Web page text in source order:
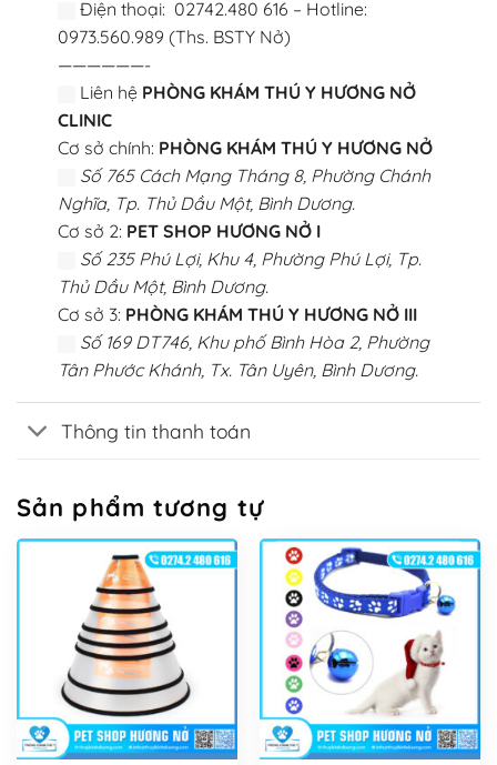
Điện thoại: 02742.480 616 – Hotline:
0973.560.989 (Ths. BSTY Nở)
——————-
Liên hệ PHÒNG KHÁM THÚ Y HƯƠNG NỞ
CLINIC
Cơ sở chính: PHÒNG KHÁM THÚ Y HƯƠNG NỞ
Số 765 Cách Mạng Tháng 8, Phường Chánh
Nghĩa, Tp. Thủ Dầu Một, Bình Dương.
Cơ sở 2: PET SHOP HƯƠNG NỞ I
Số 235 Phú Lợi, Khu 4, Phường Phú Lợi, Tp.
Thủ Dầu Một, Bình Dương.
Cơ sở 3: PHÒNG KHÁM THÚ Y HƯƠNG NỞ III
Số 169 DT746, Khu phố Bình Hòa 2, Phường
Tân Phước Khánh, Tx. Tân Uyên, Bình Dương.
Thông tin thanh toán
Sản phẩm tương tự